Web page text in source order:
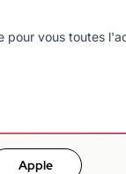
vous toutes
Apple